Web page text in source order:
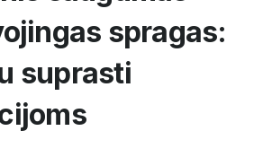
spragas:
suprasti